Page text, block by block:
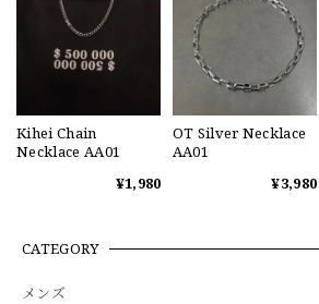
Kihei Chain
Necklace AA01
¥1,980
OT Silver Necklace
AA01
¥3,980
CATEGORY
メンズ